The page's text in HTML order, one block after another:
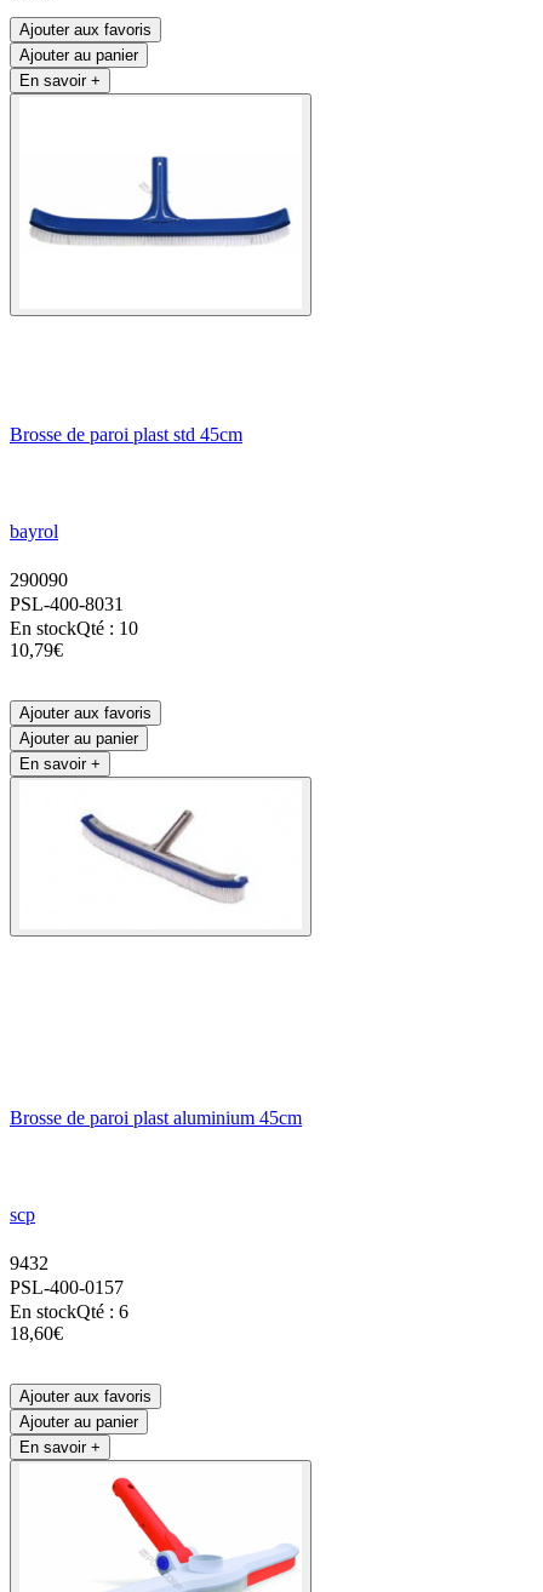
Ajouter aux favoris
Ajouter au panier
En savoir +
Brosse de paroi plast std 45cm
bayrol
290090
PSL-400-8031
En stockQté : 10
10,79€
Ajouter aux favoris
Ajouter au panier
En savoir +
Brosse de paroi plast aluminium 45cm
scp
9432
PSL-400-0157
En stockQté : 6
18,60€
Ajouter aux favoris
Ajouter au panier
En savoir +